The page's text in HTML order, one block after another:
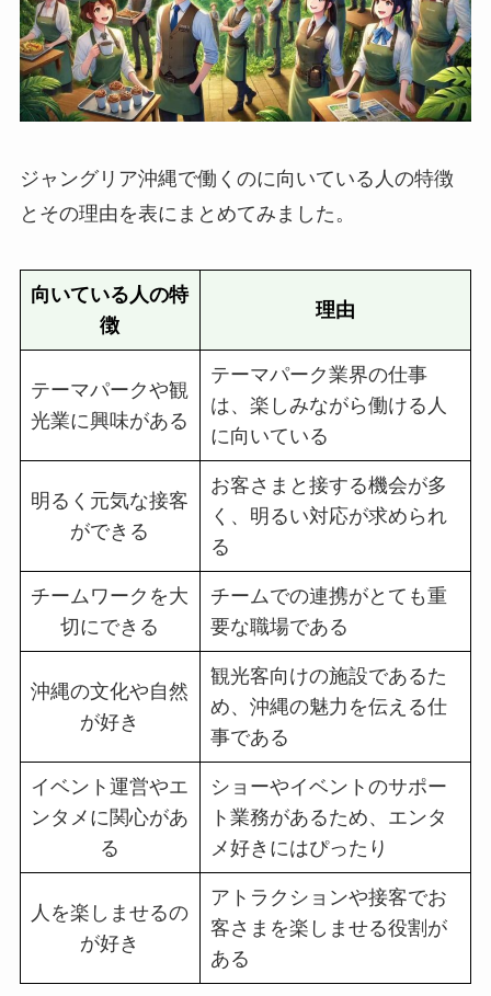
ジャングリア沖縄で働くのに向いている人の特徴
とその理由を表にまとめてみました。
向いている人の特
徴
理由
テーマパークや観
光業に興味がある
テーマパーク業界の仕事
は、楽しみながら働ける人
に向いている
明るく元気な接客
ができる
お客さまと接する機会が多
く、明るい対応が求められ
る
チームワークを大
切にできる
チームでの連携がとても重
要な職場である
沖縄の文化や自然
が好き
観光客向けの施設であるた
め、沖縄の魅力を伝える仕
事である
イベント運営やエ
ンタメに関心があ
る
ショーやイベントのサポー
ト業務があるため、エンタ
メ好きにはぴったり
人を楽しませるの
が好き
アトラクションや接客でお
客さまを楽しませる役割が
ある